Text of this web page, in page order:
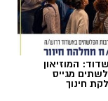
עולם
הקורס הראשון שייפתח הוא קורס 12 צעדים,
ועם
המוזיאון
מגייס
חינוך